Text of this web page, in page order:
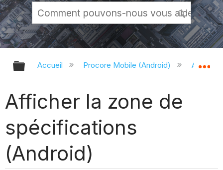
Développer/réduire la hiérarchie
Accueil Procore Mobile (Android)
Afficher la zone de
spécifications
(Android)